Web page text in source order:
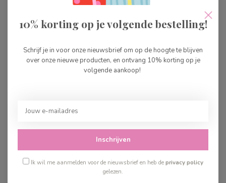
Gerelateerde producten
Recent bekeken
10% korting op je volgende bestelling!
Schrijf je in voor onze nieuwsbrief om op de hoogte te blijven
over onze nieuwe producten, en ontvang 10% korting op je
volgende aankoop!
Inschrijven
Ik wil me aanmelden voor de nieuwsbrief en heb deprivacy policy
gelezen.